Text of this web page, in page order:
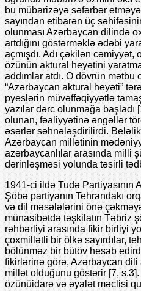
bu mübarizəyə səfərbər etməyə
sayından etibarən üç
olunması Azərbaycan dilində
artdığını göstərməklə ədəbi
açmışdı. Adı çəkilən cəmiyyət,
özünün aktural heyətini
addımlar atdı. O dövrün mətbu
“Azərbaycan aktural heyəti”
pyeslərin müvəffəqiyyətlə
yazılar dərc olunmağa
olunan, fəaliyyətinə əngəllər
əsərlər səhnələşdirilirdi.
Azərbaycan millətinin
azərbaycanlılar arasında milli
dərinləşməsi yolunda təsirli
1941-ci ildə Tudə Partiyasının
Şöbə partiyanın Tehrandakı
və dil məsələlərini önə
münasibətdə təşkilatın Təbriz
rəhbərliyi arasında fikir birliyi
çoxmillətli bir ölkə sayırdılar,
bölünməz bir bütöv hesab
fikirlərinə görə, Azərbaycan dili
millət olduğunu göstərir [7,
özünüidarə və əyalət məclisi